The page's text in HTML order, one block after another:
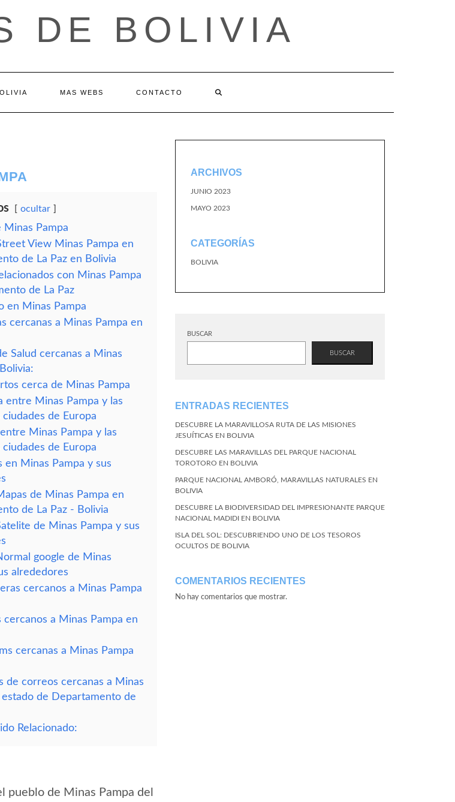
DE BOLIVIA
MAS WEBS CONTACTO
ocultar
Minas Pampa
View Minas Pampa en
de La Paz en Bolivia
con Minas Pampa
de La Paz
en Minas Pampa
cercanas a Minas Pampa en
Salud cercanas a Minas
cerca de Minas Pampa
entre Minas Pampa y las
de Europa
Minas Pampa y las
de Europa
en Minas Pampa y sus
de Minas Pampa en
de La Paz - Bolivia
de Minas Pampa y sus
google de Minas
alrededores
cercanos a Minas Pampa
cercanos a Minas Pampa en
cercanas a Minas Pampa
de correos cercanas a Minas
estado de Departamento de
Relacionado:
de Minas Pampa del
ARCHIVOS
JUNIO 2023
MAYO 2023
CATEGORÍAS
BOLIVIA
BUSCAR
BUSCAR
ENTRADAS RECIENTES
DESCUBRE LA MARAVILLOSA RUTA DE LAS MISIONES
JESUÍTICAS EN BOLIVIA
DESCUBRE LAS MARAVILLAS DEL PARQUE NACIONAL
TOROTORO EN BOLIVIA
PARQUE NACIONAL AMBORÓ, MARAVILLAS NATURALES EN
BOLIVIA
DESCUBRE LA BIODIVERSIDAD DEL IMPRESIONANTE PARQUE
NACIONAL MADIDI EN BOLIVIA
ISLA DEL SOL: DESCUBRIENDO UNO DE LOS TESOROS
OCULTOS DE BOLIVIA
COMENTARIOS RECIENTES
No hay comentarios que mostrar.